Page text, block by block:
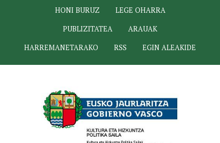
HONI BURUZ
LEGE OHARRA
PUBLIZITATEA
ARAUAK
HARREMANETARAKO
RSS EGIN ALEAKIDE